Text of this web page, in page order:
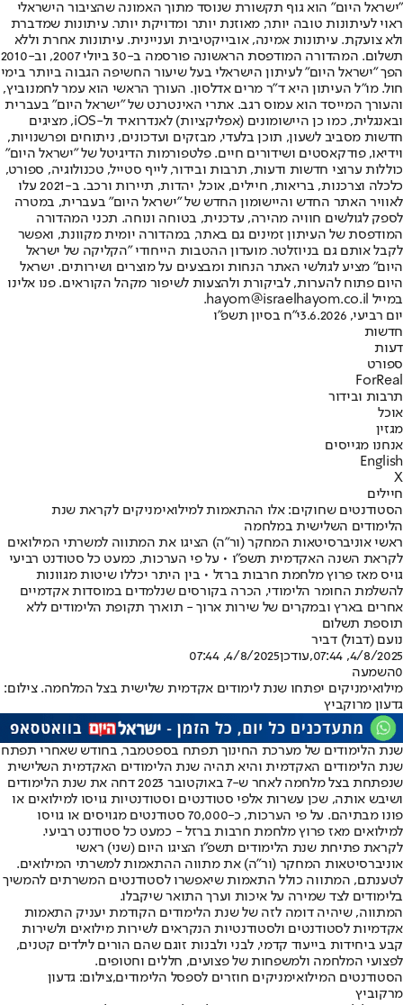
"ישראל היום" הוא גוף תקשורת שנוסד מתוך האמונה שהציבור הישראלי
ראוי לעיתונות טובה יותר, מאוזנת יותר ומדויקת יותר. עיתונות שמדברת
ולא צועקת. עיתונות אמינה, אובייקטיבית ועניינית. עיתונות אחרת וללא
תשלום. המהדורה המודפסת הראשונה פורסמה ב-30 ביולי 2007, וב-2010
הפך "ישראל היום" לעיתון הישראלי בעל שיעור החשיפה הגבוה ביותר בימי
חול. מו"ל העיתון היא ד"ר מרים אדלסון. העורך הראשי הוא עמר לחמנוביץ,
והעורך המייסד הוא עמוס רגב. אתרי האינטרנט של "ישראל היום" בעברית
ובאנגלית, כמו כן היישומונים (אפליקציות) לאנדרואיד ול-iOS, מציגים
חדשות מסביב לשעון, תוכן בלעדי, מבזקים ועדכונים, ניתוחים ופרשנויות,
וידיאו, פודקאסטים ושידורים חיים. פלטפורמות הדיגיטל של "ישראל היום"
כוללות ערוצי חדשות ודעות, תרבות ובידור, לייף סטייל, טכנולוגיה, ספורט,
כלכלה וצרכנות, בריאות, חיילים, אוכל, יהדות, תיירות ורכב. ב-2021 עלו
לאוויר האתר החדש והיישומון החדש של "ישראל היום" בעברית, במטרה
לספק לגולשים חוויה מהירה, עדכנית, בטוחה ונוחה. תכני המהדורה
המודפסת של העיתון זמינים גם באתר, במהדורה יומית מקוונת, ואפשר
לקבל אותם גם בניוזלטר. מועדון ההטבות הייחודי "הקליקה של ישראל
היום" מציע לגולשי האתר הנחות ומבצעים על מוצרים ושירותים. ישראל
היום פתוח להערות, לביקורת ולהצעות לשיפור מקהל הקוראים. פנו אלינו
במייל hayom@israelhayom.co.il.
יום רביעי, 3.6.2026
י"ח בסיון תשפ"ו
חדשות
דעות
ספורט
ForReal
תרבות ובידור
אוכל
מגזין
אנחנו מגייסים
English
X
חיילים
הסטודנטים שחוקים: אלו ההתאמות למילואימניקים לקראת שנת
הלימודים השלישית במלחמה
ראשי אוניברסיטאות המחקר (ור"ה) הציגו את המתווה למשרתי המילואים
לקראת השנה האקדמית תשפ"ו • על פי הערכות, כמעט כל סטודנט רביעי
גויס מאז פרוץ מלחמת חרבות ברזל • בין היתר יכללו שיטות מגוונות
להשלמת החומר הלימודי, הכרה בקורסים שנלמדים במוסדות אקדמיים
אחרים בארץ ובמקרים של שירות ארוך - תוארך תקופת הלימודים ללא
תוספת תשלום
נועם (דבול) דביר
4/8/2025, 07:44
,עודכן4/8/2025, 07:44
0השמעה
מילואימניקים יפתחו שנת לימודים אקדמית שלישית בצל המלחמה. צילום:
גדעון מרוקביץ
שנת הלימודים של מערכת החינוך תפתח בספטמבר, בחודש שאחרי תפתח
שנת הלימודים האקדמית והיא תהיה שנת הלימודים האקדמית השלישית
שנפתחת בצל מלחמה לאחר ש-7 באוקטובר 2023 דחה את שנת הלימודים
ושיבש אותה, שכן עשרות אלפי סטודנטים וסטודנטיות גויסו למילואים או
פונו מבתיהם. על פי הערכות, כ-70,000 סטודנטים מגויסים או גויסו
למילואים מאז פרוץ מלחמת חרבות ברזל - כמעט כל סטודנט רביעי.
לקראת פתיחת שנת הלימודים תשפ"ו הציגו היום (שני) ראשי
אוניברסיטאות המחקר (ור"ה) את מתווה ההתאמות למשרתי המילואים.
לטענתם, המתווה כולל התאמות שיאפשרו לסטודנטים המשרתים להמשיך
בלימודים לצד שמירה על איכות וערך התואר שיקבלו.
המתווה, שיהיה דומה לזה של שנת הלימודים הקודמת יעניק התאמות
אקדמיות לסטודנטים ולסטודנטיות הנקראים לשירות מילואים ולשירות
קבע ביחידות בייעוד קדמי, לבני ולבנות זוגם שהם הורים לילדים קטנים,
לפצועי המלחמה ולמשפחות של פצועים, חללים וחטופים.
הסטודנטים המילואימניקים חוזרים לספסל הלימודים,צילום: גדעון
מרקוביץ